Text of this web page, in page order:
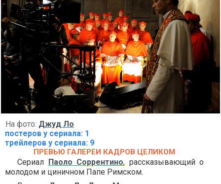
На фото: Джуд Ло
постеров у сериала: 1
трейлеров у сериала: 9
ПРЕВЬЮ ГАЛЕРЕИ КАДРОВ ЦЕЛИКОМ
Сериал Паоло Соррентино, рассказывающий о
молодом и циничном Папе Римском.